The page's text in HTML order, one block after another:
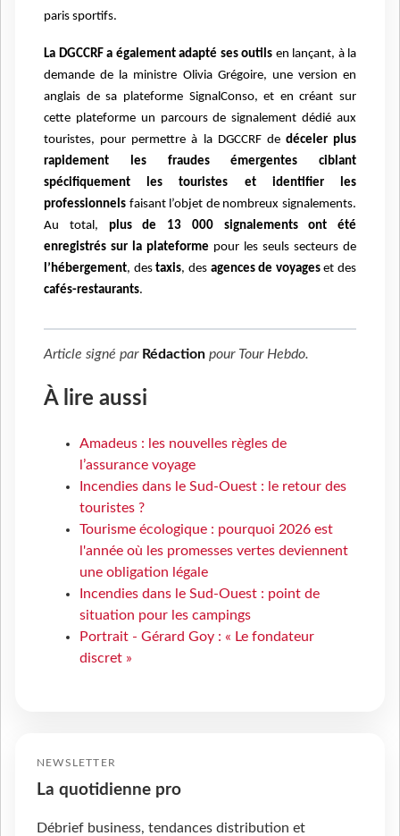
paris sportifs.
La DGCCRF a également adapté ses outils en lançant, à la
demande de la ministre Olivia Grégoire, une version en
anglais de sa plateforme SignalConso, et en créant sur
cette plateforme un parcours de signalement dédié aux
touristes, pour permettre à la DGCCRF de déceler plus
rapidement les fraudes émergentes ciblant
spécifiquement les touristes et identifier les
professionnels faisant l’objet de nombreux signalements.
Au total, plus de 13 000 signalements ont été
enregistrés sur la plateforme pour les seuls secteurs de
l’hébergement, destaxis, des agences de voyageset des
cafés-restaurants.
Article signé par Rédaction pour Tour Hebdo.
À lire aussi
Amadeus : les nouvelles règles de
l’assurance voyage
Incendies dans le Sud-Ouest : le retour des
touristes ?
Tourisme écologique : pourquoi 2026 est
l'année où les promesses vertes deviennent
une obligation légale
Incendies dans le Sud-Ouest : point de
situation pour les campings
Portrait - Gérard Goy : « Le fondateur
discret »
NEWSLETTER
La quotidienne pro
Débrief business, tendances distribution et